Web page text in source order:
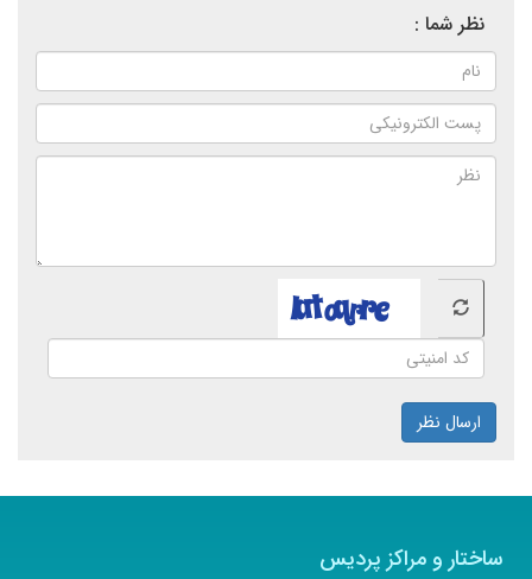
نظر شما :
ارسال نظر
ساختار و مراکز پردیس